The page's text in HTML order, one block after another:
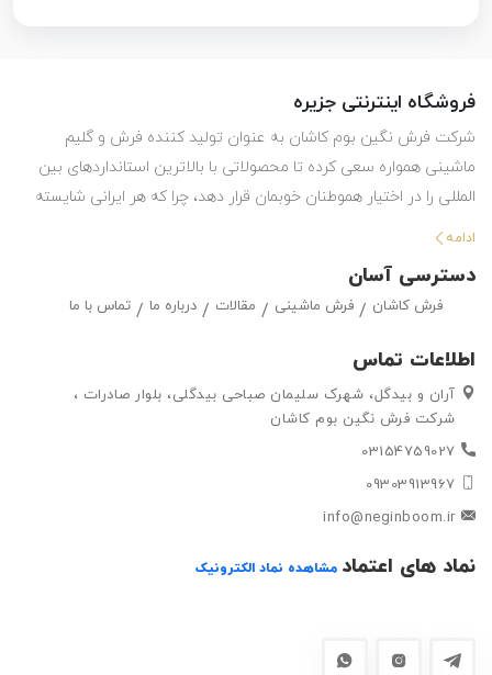
فروشگاه اینترنتی جزیره
شرکت فرش نگین بوم کاشان به عنوان تولید کننده فرش و گلیم
ماشینی همواره سعی کرده تا محصولاتی با بالاترین استانداردهای بین
المللی را در اختیار هموطنان خوبمان قرار دهد، چرا که هر ایرانی شایسته
استفاده از بهترین هاست. این شرکت با تولید انواع فرش ماشینی و گلیم
مشتریان خود قرار داده تا بتوانند متناسب با سلیقه خود ، فرش ماشینی
و گلیم مورد علاقه خود را به راحتی انتتخاب کرده و خریداری کنند.
ادامه
اطلاعات تماس
آران و بیدگل، شهرک سلیمان صباحی بیدگلی، بلوار صادرات ،
شرکت فرش نگین بوم کاشان
03154759027
09303913967
info@neginboom.ir
دسترسی آسان
فرش کاشان فرش ماشینی مقالات درباره ما تماس با ما
نماد های اعتماد مشاهده نماد الکترونیک